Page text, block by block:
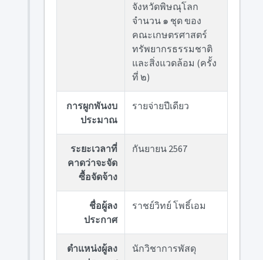
จังหวัดพิษณุโลก
จำนวน ๑ ชุด ของ
คณะเกษตรศาสตร์
ทรัพยากรธรรมชาติ
และสิ่งแวดล้อม (ครั้ง
ที่ ๒)
การผูกพันงบ
ประมาณ
รายจ่ายปีเดียว
ระยะเวลาที่
คาดว่าจะจัด
ซื้อจัดจ้าง
กันยายน 2567
ชื่อผู้ลง
ประกาศ
ราชย์วิทย์ โพธิ์เอม
ตำแหน่งผู้ลง
นักวิชาการพัสดุ